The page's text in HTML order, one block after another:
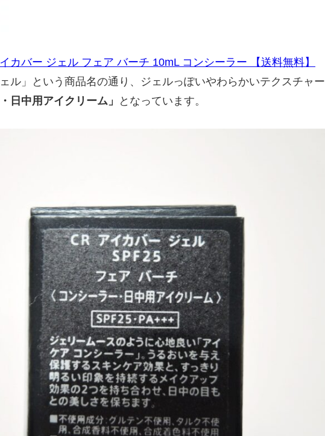
カバー ジェル フェア バーチ 10mL コンシーラー 【送料無料】
ル」という商品名の通り、ジェルっぽいやわらかいテクスチャー
日中用アイクリーム」 となっています。